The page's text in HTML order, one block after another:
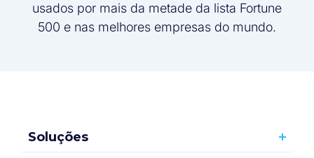
usados por mais da metade da lista Fortune
500 e nas melhores empresas do mundo.
Soluções